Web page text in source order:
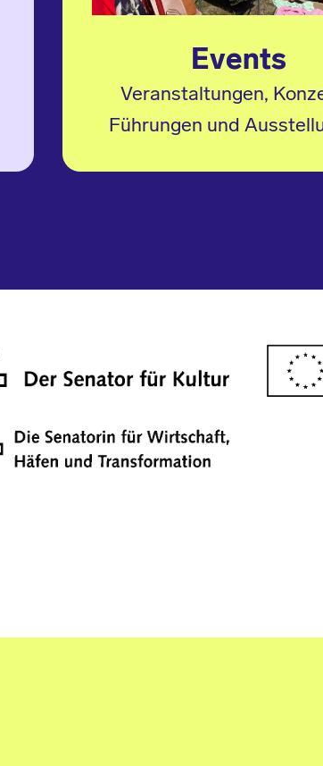
Events
Veranstaltungen,
Führungen und